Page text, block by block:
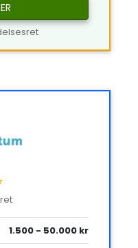
1.500 - 50.000 kr